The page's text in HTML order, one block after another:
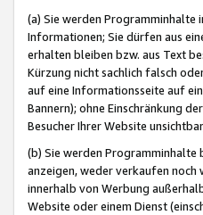
(a) Sie werden Programminhalte
Informationen; Sie dürfen aus
erhalten bleiben bzw. aus Text
Kürzung nicht sachlich falsch
auf eine Informationsseite auf
Bannern); ohne Einschränkung
Besucher Ihrer Website
(b) Sie werden Programminhalte
anzeigen, weder verkaufen
innerhalb von Werbung
Website oder einem Dienst